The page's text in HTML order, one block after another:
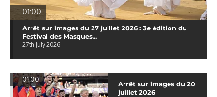
01:00
Arrêt sur images du 27 juillet 2026 : 3e édition du
Festival des Masques...
27th July 2026
01:00
Arrêt sur images du 20
juillet 2026